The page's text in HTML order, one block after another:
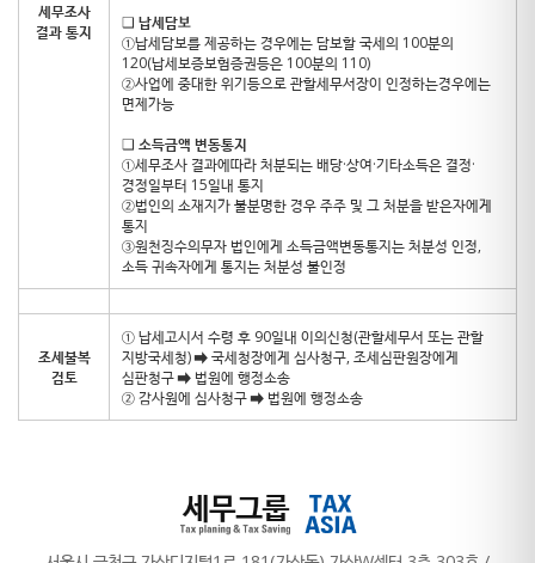
세무조사
결과 통지
❑ 납세담보
①납세담보를 제공하는 경우에는 담보할 국세의 100분의
120(납세보증보험증권등은 100분의 110)
②사업에 중대한 위기등으로 관할세무서장이 인정하는경우에는
면제가능
❑ 소득금액 변동통지
①세무조사 결과에따라 처분되는 배당·상여·기타소득은 결정·
경정일부터 15일내 통지
②법인의 소재지가 불분명한 경우 주주 및 그 처분을 받은자에게
통지
③원천징수의무자 법인에게 소득금액변동통지는 처분성 인정,
소득 귀속자에게 통지는 처분성 불인정
조세불복
검토
① 납세고시서 수령 후 90일내 이의신청(관할세무서 또는 관할
지방국세청) ➡ 국세청장에게 심사청구, 조세심판원장에게
심판청구 ➡ 법원에 행정소송
② 감사원에 심사청구 ➡ 법원에 행정소송